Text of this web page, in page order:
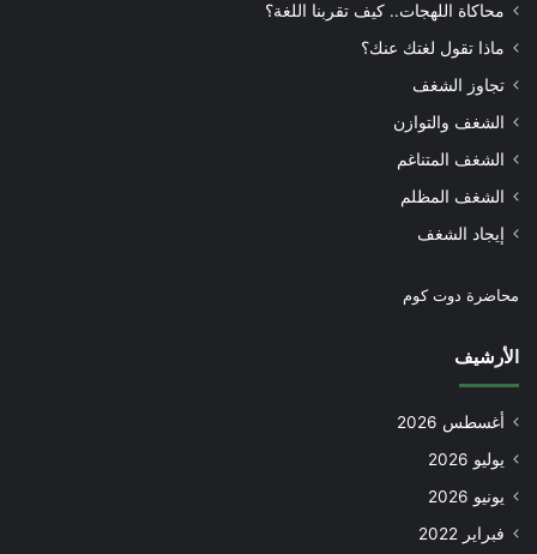
محاكاة اللهجات.. كيف تقربنا اللغة؟
ماذا تقول لغتك عنك؟
تجاوز الشغف
الشغف والتوازن
الشغف المتناغم
الشغف المظلم
إيجاد الشغف
محاضرة دوت كوم
الأرشيف
أغسطس 2026
يوليو 2026
يونيو 2026
فبراير 2022